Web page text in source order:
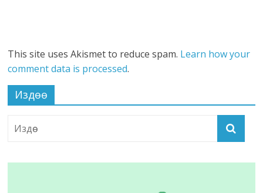
This site uses Akismet to reduce spam. Learn how your
comment data is processed.
Издөө